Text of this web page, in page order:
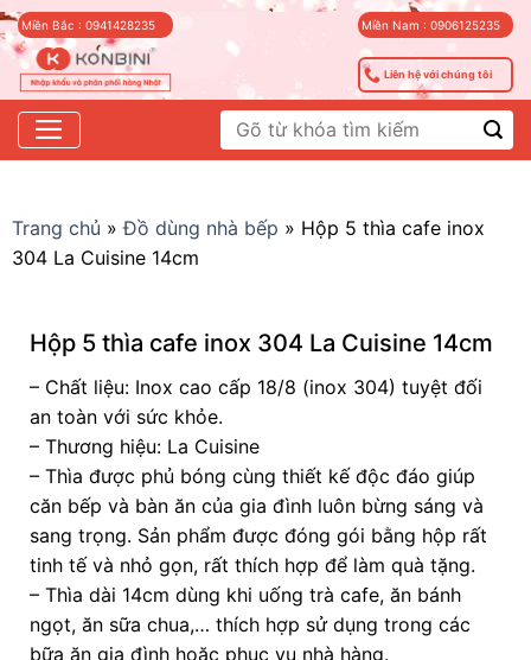
Skip
to
content
Miền Bắc : 0941428235 Miền Nam : 0906125235
Liên hệ với chúng tôi
Tìm
kiếm:
Trang chủ »Đồ dùng nhà bếp » Hộp 5 thìa cafe inox
304 La Cuisine 14cm
Hộp 5 thìa cafe inox 304 La Cuisine 14cm
– Chất liệu: Inox cao cấp 18/8 (inox 304) tuyệt đối
an toàn với sức khỏe.
– Thương hiệu: La Cuisine
– Thìa được phủ bóng cùng thiết kế độc đáo giúp
căn bếp và bàn ăn của gia đình luôn bừng sáng và
sang trọng. Sản phẩm được đóng gói bằng hộp rất
tinh tế và nhỏ gọn, rất thích hợp để làm quà tặng.
– Thìa dài 14cm dùng khi uống trà cafe, ăn bánh
ngọt, ăn sữa chua,… thích hợp sử dụng trong các
bữa ăn gia đình hoặc phục vụ nhà hàng.